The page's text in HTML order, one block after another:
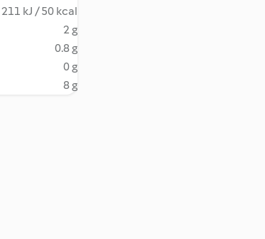
211 kJ / 50 kcal
2 g
0.8 g
0 g
8 g